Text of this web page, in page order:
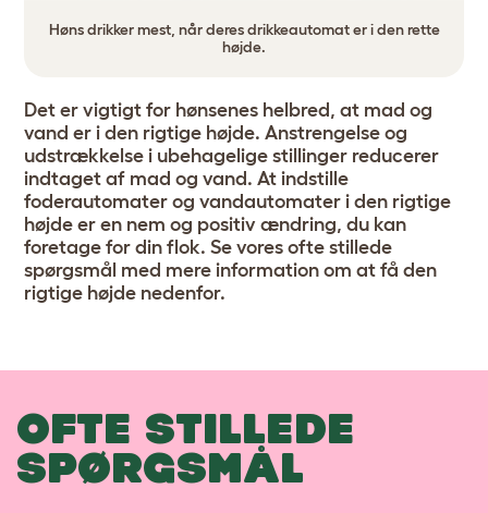
Høns drikker mest, når deres drikkeautomat er i den rette
højde.
Det er vigtigt for hønsenes helbred, at mad og
vand er i den rigtige højde. Anstrengelse og
udstrækkelse i ubehagelige stillinger reducerer
indtaget af mad og vand. At indstille
foderautomater og vandautomater i den rigtige
højde er en nem og positiv ændring, du kan
foretage for din flok. Se vores ofte stillede
spørgsmål med mere information om at få den
rigtige højde nedenfor.
OFTE STILLEDE
SPØRGSMÅL